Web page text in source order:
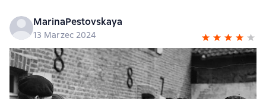
MarinaPestovskaya
13 Marzec 2024